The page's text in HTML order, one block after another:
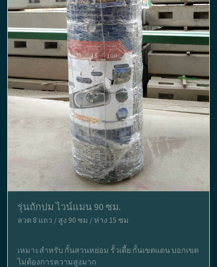
รุ่นถักปม ไวน์แมน 90 ซม.
ลวด 8 แถว / สูง 90 ซม / ห่าง 15 ซม
เหมาะสำหรับ กั้นสวนหย่อม รั้วเตี้ย กั้นเขตแดน บอกเขต
ไม่ต้องการความสูงมาก